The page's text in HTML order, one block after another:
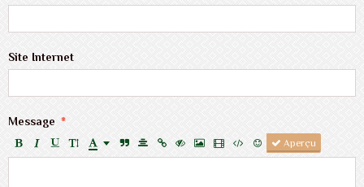
Site Internet
Message
Aperçu